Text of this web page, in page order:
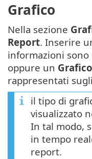
Grafico
Nella sezione
Report. Inserire
informazioni
oppure un Grafico
rappresentati sugli
il tipo di
visualizzato
In tal modo,
in tempo
report.